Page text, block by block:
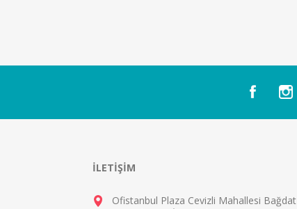
İLETIŞIM
Ofistanbul Plaza Cevizli Mahallesi